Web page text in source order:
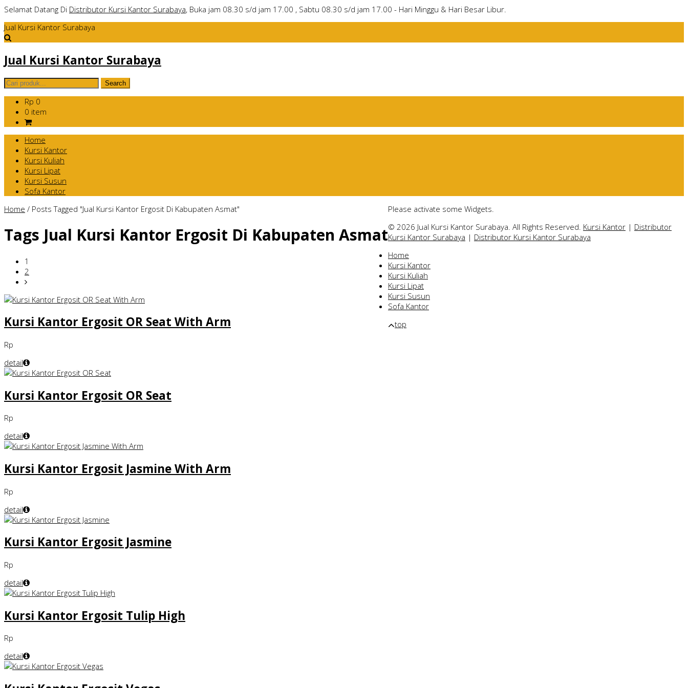
Selamat Datang Di Distributor Kursi Kantor Surabaya, Buka jam 08.30 s/d jam 17.00 , Sabtu 08.30 s/d jam 17.00 - Hari Minggu & Hari Besar Libur.
Jual Kursi Kantor Surabaya
Jual Kursi Kantor Surabaya
Rp 0
0 item
Home
Kursi Kantor
Kursi Kuliah
Kursi Lipat
Kursi Susun
Sofa Kantor
Home / Posts Tagged "Jual Kursi Kantor Ergosit Di Kabupaten Asmat"
Tags Jual Kursi Kantor Ergosit Di Kabupaten Asmat
1
2
Kursi Kantor Ergosit OR Seat With Arm
Rp
detail
Kursi Kantor Ergosit OR Seat
Rp
detail
Kursi Kantor Ergosit Jasmine With Arm
Rp
detail
Kursi Kantor Ergosit Jasmine
Rp
detail
Kursi Kantor Ergosit Tulip High
Rp
detail
Please activate some Widgets.
© 2026 Jual Kursi Kantor Surabaya. All Rights Reserved. Kursi Kantor | Distributor
Kursi Kantor Surabaya | Distributor Kursi Kantor Surabaya
Home
Kursi Kantor
Kursi Kuliah
Kursi Lipat
Kursi Susun
Sofa Kantor
top